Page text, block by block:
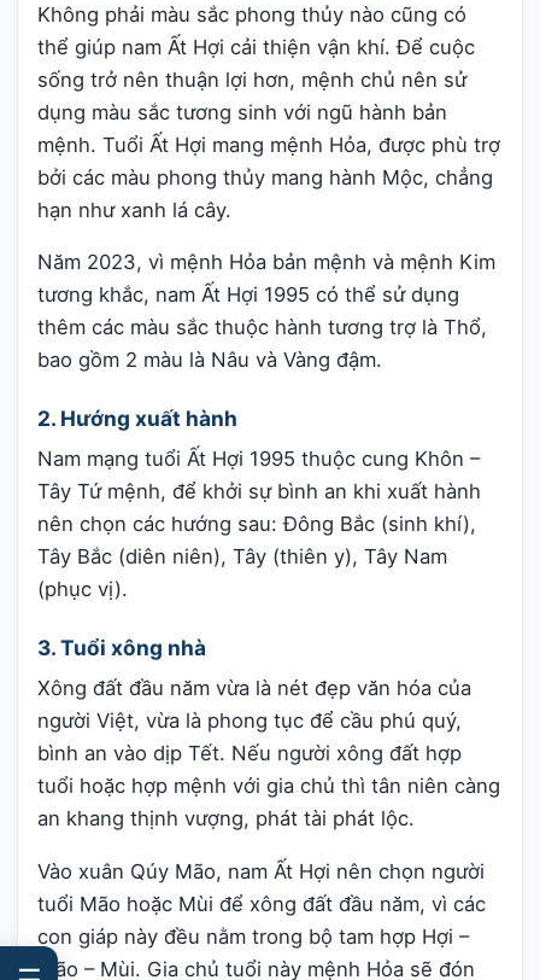
Không phải màu sắc phong thủy nào cũng có
thể giúp nam Ất Hợi cải thiện vận khí. Để cuộc
sống trở nên thuận lợi hơn, mệnh chủ nên sử
dụng màu sắc tương sinh với ngũ hành bản
mệnh. Tuổi Ất Hợi mang mệnh Hỏa, được phù trợ
bởi các màu phong thủy mang hành Mộc, chẳng
hạn như xanh lá cây.
Năm 2023, vì mệnh Hỏa bản mệnh và mệnh Kim
tương khắc, nam Ất Hợi 1995 có thể sử dụng
thêm các màu sắc thuộc hành tương trợ là Thổ,
bao gồm 2 màu là Nâu và Vàng đậm.
2. Hướng xuất hành
Nam mạng tuổi Ất Hợi 1995 thuộc cung Khôn –
Tây Tứ mệnh, để khởi sự bình an khi xuất hành
nên chọn các hướng sau: Đông Bắc (sinh khí),
Tây Bắc (diên niên), Tây (thiên y), Tây Nam
(phục vị).
3. Tuổi xông nhà
Xông đất đầu năm vừa là nét đẹp văn hóa của
người Việt, vừa là phong tục để cầu phú quý,
bình an vào dịp Tết. Nếu người xông đất hợp
tuổi hoặc hợp mệnh với gia chủ thì tân niên càng
an khang thịnh vượng, phát tài phát lộc.
Vào xuân Qúy Mão, nam Ất Hợi nên chọn người
tuổi Mão hoặc Mùi để xông đất đầu năm, vì các
con giáp này đều nằm trong bộ tam hợp Hợi –
Mão – Mùi. Gia chủ tuổi này mệnh Hỏa sẽ đón